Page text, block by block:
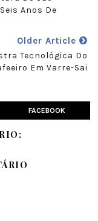
Anos De
Older Article
Tecnológica Do
Em Varre-Sai
FACEBOOK